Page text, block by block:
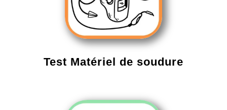
Test Matériel de soudure